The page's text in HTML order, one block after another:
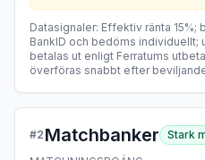
Datasignaler: Effektiv ränta 15%;
BankID och bedöms individuellt;
betalas ut enligt Ferratums
överföras snabbt efter
#2 Matchbanker
Stark